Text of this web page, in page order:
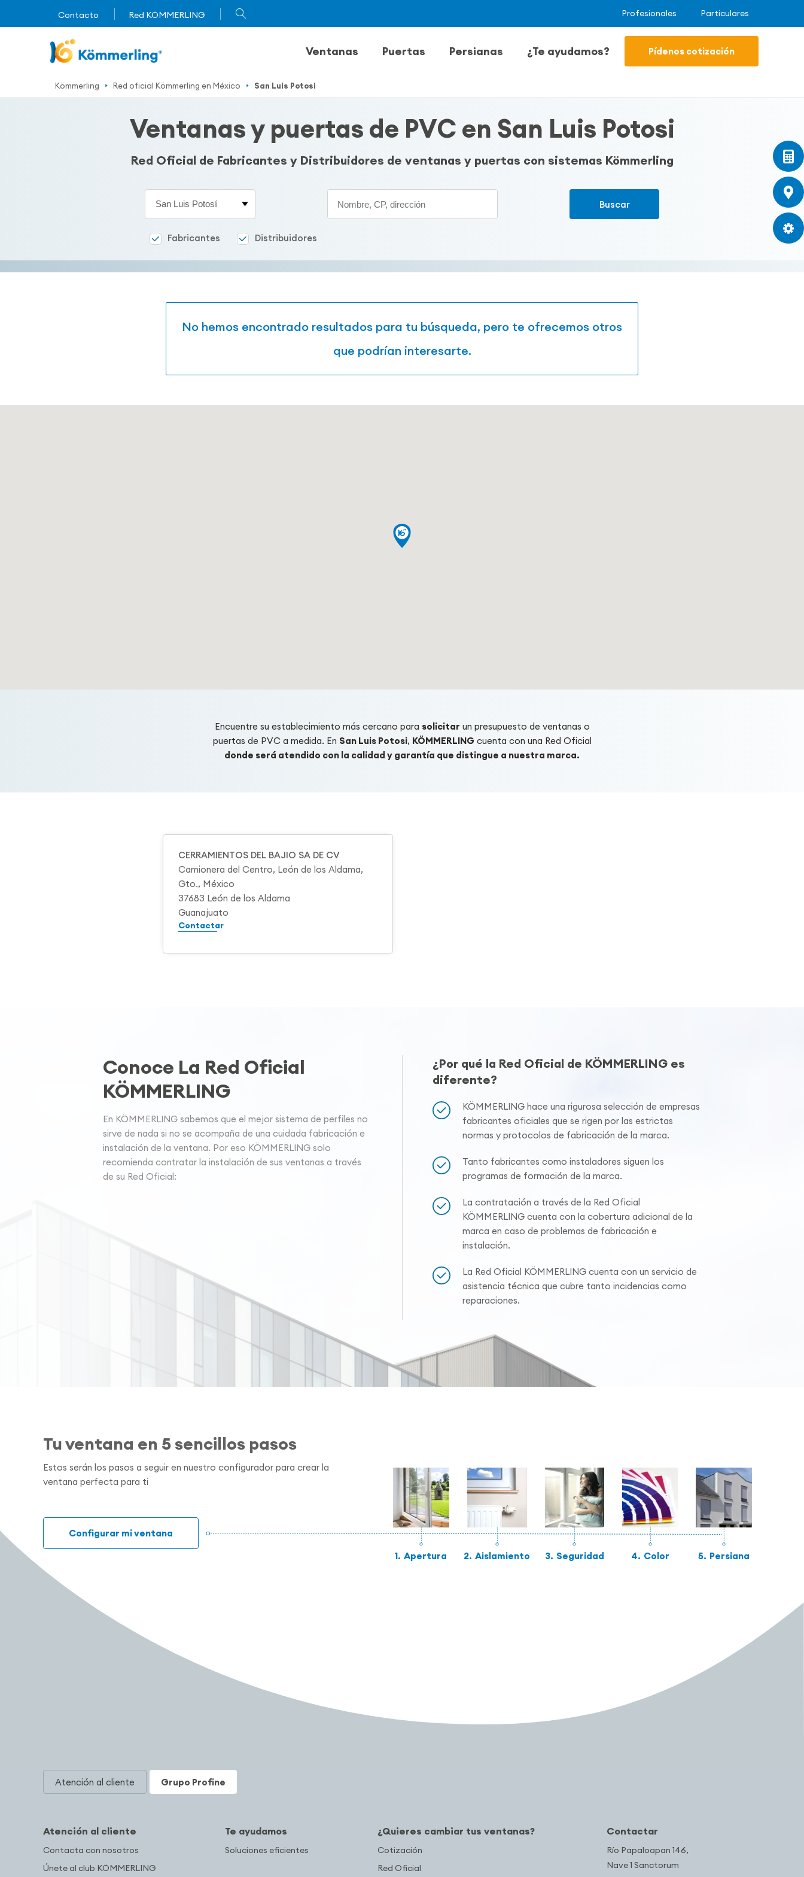
Contacto Red KÖMMERLING Profesionales Particulares
Ventanas Puertas Persianas ¿Te ayudamos? Pídenos cotización
Kömmerling Red oficial Kömmerling en México San Luis Potosi
Ventanas y puertas de PVC en San Luis Potosi
Red Oficial de Fabricantes y Distribuidores de ventanas y puertas con sistemas Kömmerling
Fabricantes Distribuidores
No hemos encontrado resultados para tu búsqueda, pero te ofrecemos otros
que podrían interesarte.
Encuentre su establecimiento más cercano para solicitar un presupuesto de ventanas o
puertas de PVC a medida. En San Luis Potosi, KÖMMERLING cuenta con una Red Oficial
donde será atendido con la calidad y garantía que distingue a nuestra marca.
CERRAMIENTOS DEL BAJIO SA DE CV
Camionera del Centro, León de los Aldama,
Gto., México
37683 León de los Aldama
Guanajuato
Contactar
Conoce La Red Oficial
KÖMMERLING
En KÖMMERLING sabemos que el mejor sistema de perfiles no
sirve de nada si no se acompaña de una cuidada fabricación e
instalación de la ventana. Por eso KÖMMERLING solo
recomienda contratar la instalación de sus ventanas a través
de su Red Oficial:
¿Por qué la Red Oficial de KÖMMERLING es
diferente?
KÖMMERLING hace una rigurosa selección de empresas
fabricantes oficiales que se rigen por las estrictas
normas y protocolos de fabricación de la marca.
Tanto fabricantes como instaladores siguen los
programas de formación de la marca.
La contratación a través de la Red Oficial
KÖMMERLING cuenta con la cobertura adicional de la
marca en caso de problemas de fabricación e
instalación.
La Red Oficial KÖMMERLING cuenta con un servicio de
asistencia técnica que cubre tanto incidencias como
reparaciones.
Tu ventana en 5 sencillos pasos
Estos serán los pasos a seguir en nuestro configurador para crear la
ventana perfecta para ti
Configurar mi ventana
1. Apertura 2. Aislamiento 3. Seguridad 4. Color 5. Persiana
Atención al cliente
Atención al cliente
Contacta con nosotros
Únete al club KÖMMERLING
Te ayudamos
Soluciones eficientes
¿Quieres cambiar tus ventanas?
Cotización
Red Oficial
Contactar
Río Papaloapan 146,
Nave 1 Sanctorum
Grupo Profine